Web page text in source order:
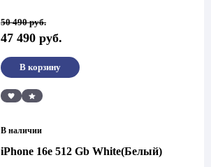
50 490руб.
Первоначальная
цена
составляла
490 руб..
47 490 руб.
Текущая
цена:
47
Сравнить
В корзину
В наличии
iPhone 16e 512 Gb White(Белый)